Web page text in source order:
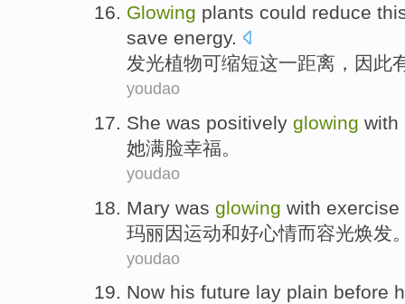
Glowing plants could reduce
save energy.
发光植物可缩短这一距离，因此
youdao
She was positively glowing with
她满脸幸福。
youdao
Mary was glowing with exercise
玛丽因运动和好心情而容光焕发
youdao
Now his future lay plain before